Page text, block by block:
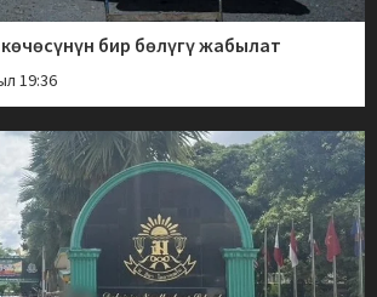
бир бөлүгү жабылат
19:36